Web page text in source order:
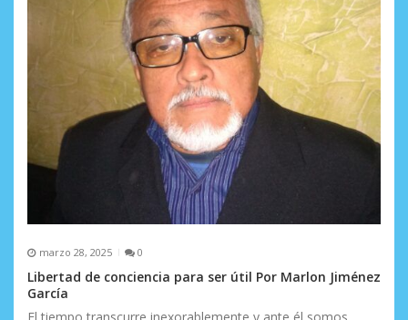
marzo 28, 2025 0
Libertad de conciencia para ser útil Por Marlon Jiménez
García